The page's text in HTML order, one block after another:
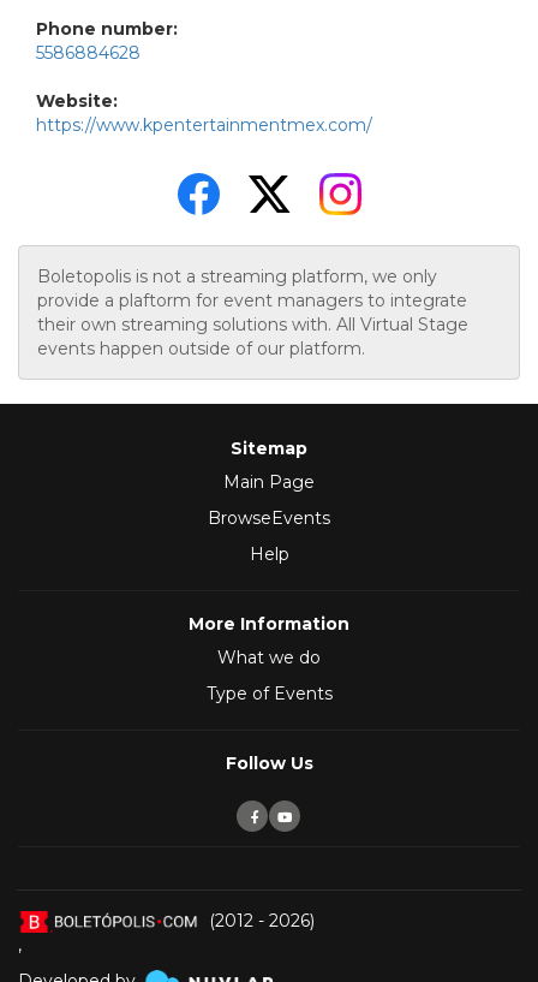
Phone number:
5586884628
Website:
https://www.kpentertainmentmex.com/
Boletopolis is not a streaming platform, we only
provide a plaftorm for event managers to integrate
their own streaming solutions with. All Virtual Stage
events happen outside of our platform.
Sitemap
Main Page
BrowseEvents
Help
More Information
What we do
Type of Events
Follow Us
(2012 - 2026)
,